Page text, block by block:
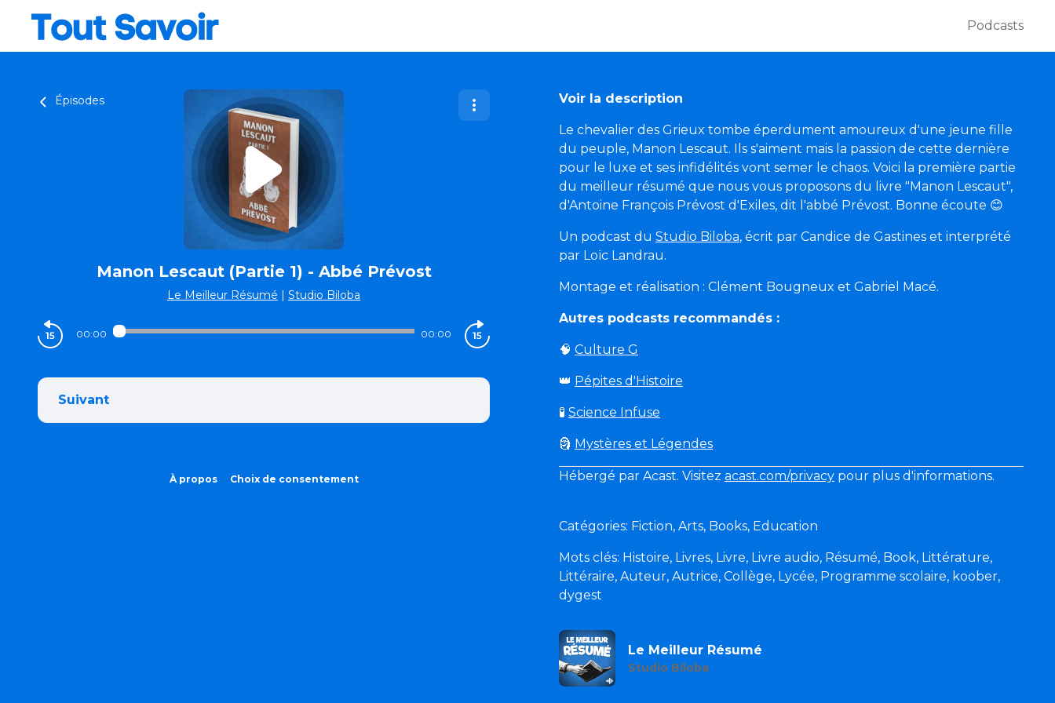
Podcasts
Épisodes
Manon Lescaut (Partie 1) - Abbé Prévost
Le Meilleur Résumé | Studio Biloba
00:00 00:00
Suivant
À propos Choix de consentement
Voir la description
Le chevalier des Grieux tombe éperdument amoureux d'une jeune fille
du peuple, Manon Lescaut. Ils s'aiment mais la passion de cette dernière
pour le luxe et ses infidélités vont semer le chaos. Voici la première partie
du meilleur résumé que nous vous proposons du livre "Manon Lescaut",
d'Antoine François Prévost d'Exiles, dit l'abbé Prévost. Bonne écoute 😊
Un podcast du Studio Biloba, écrit par Candice de Gastines et interprété
par Loïc Landrau.
Montage et réalisation : Clément Bougneux et Gabriel Macé.
Autres podcasts recommandés :
🧠 Culture G
👑 Pépites d'Histoire
🧪 Science Infuse
🗿 Mystères et Légendes
Hébergé par Acast. Visitez acast.com/privacy pour plus d'informations.
Catégories: Fiction, Arts, Books, Education
Mots clés: Histoire, Livres, Livre, Livre audio, Résumé, Book, Littérature,
Littéraire, Auteur, Autrice, Collège, Lycée, Programme scolaire, koober,
dygest
Le Meilleur Résumé
Studio Biloba